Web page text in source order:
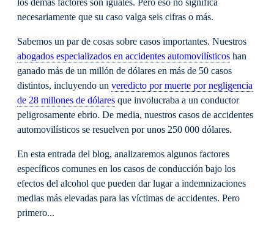
los demás factores son iguales. Pero eso no significa
necesariamente que su caso valga seis cifras o más.
Sabemos un par de cosas sobre casos importantes. Nuestros
abogados especializados en accidentes automovilísticos han
ganado más de un millón de dólares en más de 50 casos
distintos, incluyendo un veredicto por muerte por negligencia
de 28 millones de dólares que involucraba a un conductor
peligrosamente ebrio. De media, nuestros casos de accidentes
automovilísticos se resuelven por unos 250 000 dólares.
En esta entrada del blog, analizaremos algunos factores
específicos comunes en los casos de conducción bajo los
efectos del alcohol que pueden dar lugar a indemnizaciones
medias más elevadas para las víctimas de accidentes. Pero
primero...